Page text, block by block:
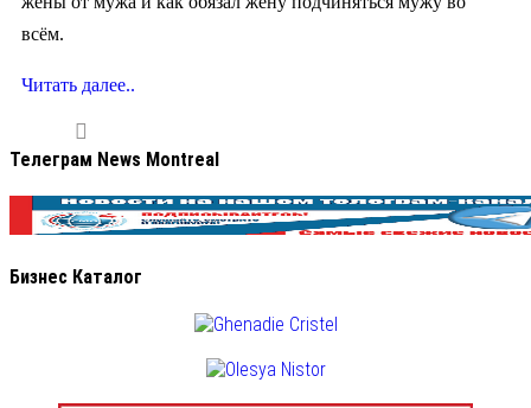
всём.
Читать далее..
Телеграм News Montreal
Бизнес Каталог